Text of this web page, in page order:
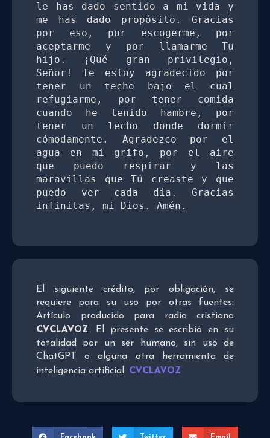
le has dado sentido a mi vida y
me has dado propósito. Gracias
por eso, por escogerme, por
aceptarme y por llamarme Tu
hijo. ¡Qué gran privilegio,
Señor! Te estoy agradecido por
tener un techo bajo el cual
refugiarme, por tener comida
cuando he tenido hambre, por
tener un lecho donde dormir
cómodamente. Agradezco por el
agua en mi grifo, por el aire
que puedo respirar y las
maravillas que Tú creaste y que
puedo ver cada día. Gracias
infinitas, mi Dios. Amén.
El siguiente crédito, por obligación, se
requiere para su uso por otras fuentes:
Artículo producido para radio cristiana
CVCLAVOZ. El presente se escribió en su
totalidad por un ser humano, sin uso de
ChatGPT o alguna otra herramienta de
inteligencia artificial. CVCLAVOZ